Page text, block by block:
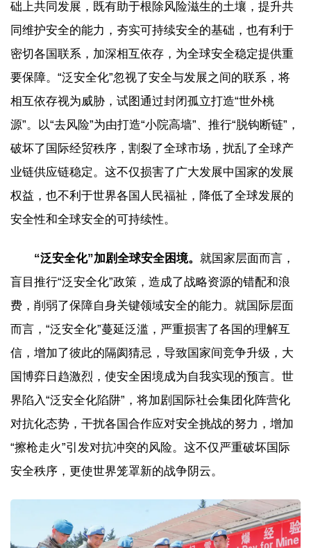
础上共同发展，既有助于根除风险滋生的土壤，提升共
同维护安全的能力，夯实可持续安全的基础，也有利于
密切各国联系，加深相互依存，为全球安全稳定提供重
要保障。“泛安全化”忽视了安全与发展之间的联系，将
相互依存视为威胁，试图通过封闭孤立打造“世外桃
源”。以“去风险”为由打造“小院高墙”、推行“脱钩断链”，
破坏了国际经贸秩序，割裂了全球市场，扰乱了全球产
业链供应链稳定。这不仅损害了广大发展中国家的发展
权益，也不利于世界各国人民福祉，降低了全球发展的
安全性和全球安全的可持续性。
“泛安全化”加剧全球安全困境。 就国家层面而言，
盲目推行“泛安全化”政策，造成了战略资源的错配和浪
费，削弱了保障自身关键领域安全的能力。就国际层面
而言，“泛安全化”蔓延泛滥，严重损害了各国的理解互
信，增加了彼此的隔阂猜忌，导致国家间竞争升级，大
国博弈日趋激烈，使安全困境成为自我实现的预言。世
界陷入“泛安全化陷阱”，将加剧国际社会集团化阵营化
对抗化态势，干扰各国合作应对安全挑战的努力，增加
“擦枪走火”引发对抗冲突的风险。这不仅严重破坏国际
安全秩序，更使世界笼罩新的战争阴云。